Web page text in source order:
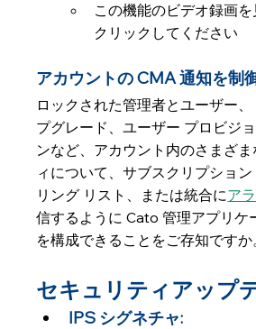
この機能のビデオ録画
クリックしてください
アカウントの CMA 通知を制
ロックされた管理者とユーザー
プグレード、ユーザー プロビジ
ンなど、アカウント内のさまざ
ィについて、サブスクリプショ
リング リスト、または統合にア
信するように Cato 管理アプリケ
を構成できることをご存知ですか
セキュリティアップ
IPS シグネチャ: